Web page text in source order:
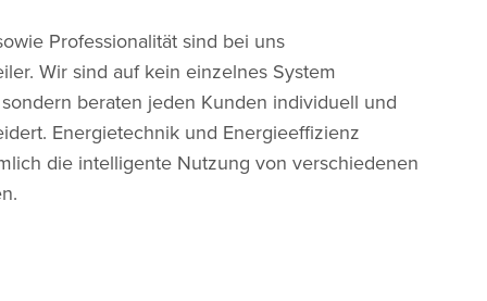
Professionalität sind bei uns
Wir sind auf kein einzelnes System
beraten jeden Kunden individuell und
Energietechnik und Energieeffizienz
die intelligente Nutzung von verschiedenen